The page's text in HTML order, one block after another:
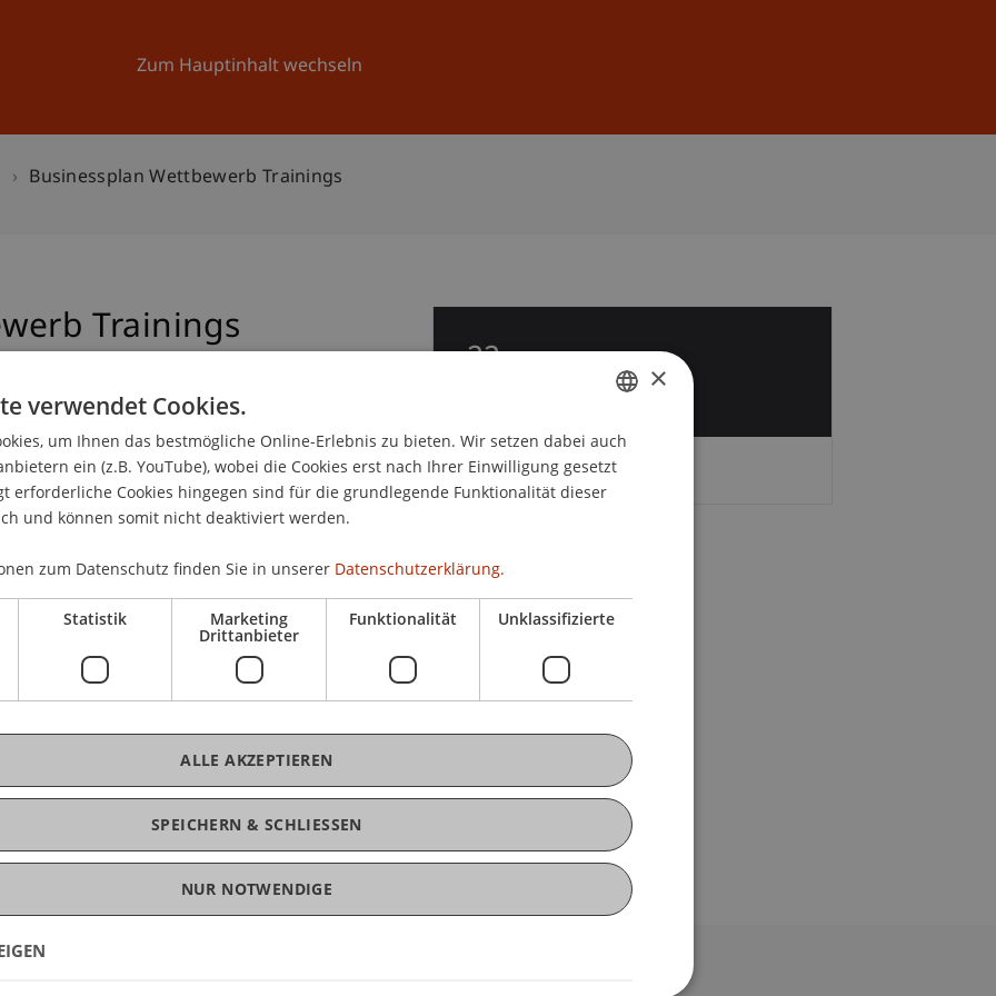
Zum Hauptinhalt wechseln
Universität Aktuelles
Businessplan Wettbewerb Trainings
Trainings
statt.
Lernprogramm des Businessplan Wettbwerbs.
rund um den Businessplan vermittelt:
Markt und Konkurrenz, Marketing
22
GERMAN
ENGLISH
×
verwendet Cookies.
um Ihnen das bestmögliche Online-Erlebnis zu bieten. Wir setzen dabei auch
ein (z.B. YouTube), wobei die Cookies erst nach Ihrer Einwilligung gesetzt
erforderliche Cookies hingegen sind für die grundlegende Funktionalität dieser
und können somit nicht deaktiviert werden.
zum Datenschutz finden Sie in unserer Datenschutzerklärung.
Statistik Marketing
Drittanbieter
Funktionalität Unklassifizierte
SPEICHERN & SCHLIESSEN
ALLE AKZEPTIEREN
NUR NOTWENDIGE